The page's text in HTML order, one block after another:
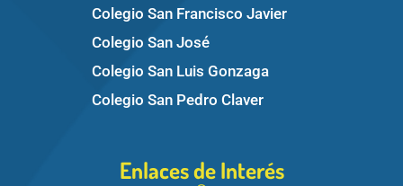
Colegio San Francisco Javier
Colegio San José
Colegio San Luis Gonzaga
Colegio San Pedro Claver
Enlaces de Interés